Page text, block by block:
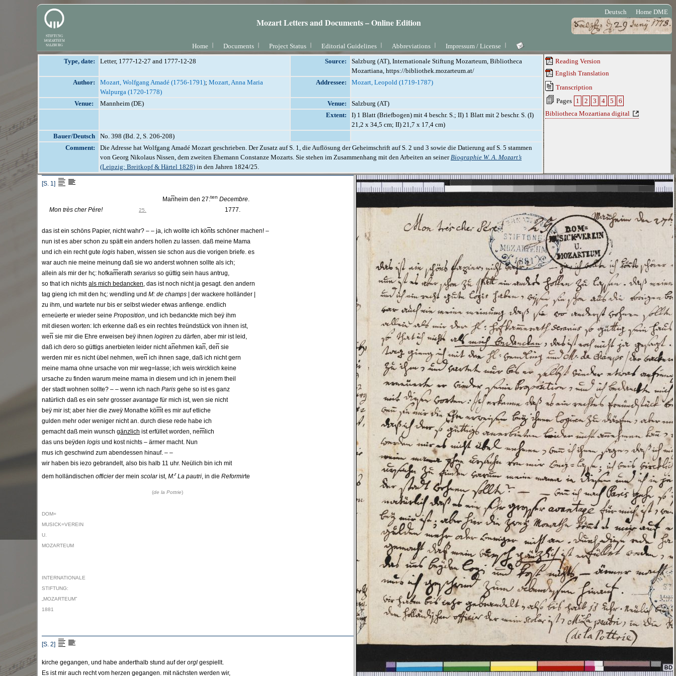
Deutsch Home DME
Mozart Letters and Documents – Online Edition
Home Documents Project Status Editorial Guidelines Abbreviations Impressum / License
Type, date: Letter, 1777-12-27 and 1777-12-28 Source:
Salzburg (AT), Internationale Stiftung Mozarteum, Bibliotheca
Mozartiana, https://bibliothek.mozarteum.at/
Author:
Mozart, Wolfgang Amadé (1756-1791); Mozart, Anna Maria
Walpurga (1720-1778)
Addressee: Mozart, Leopold (1719-1787)
Venue: Mannheim (DE) Venue:
Salzburg (AT)
Extent:
I) 1 Blatt (Briefbogen) mit 4 beschr. S.; II) 1 Blatt mit 2 beschr. S. (I)
21,2 x 34,5 cm; II) 21,7 x 17,4 cm)
Bauer/Deutsch
No. 398 (Bd. 2, S. 206-208)
Comment:
Die Adresse hat Wolfgang Amadé Mozart geschrieben. Der Zusatz auf S. 1, die Auflösung der Geheimschrift auf S. 2 und 3 sowie die Datierung auf S. 5 stammen
von Georg Nikolaus Nissen, dem zweiten Ehemann Constanze Mozarts. Sie stehen im Zusammenhang mit den Arbeiten an seinerBiographie W. A. Mozart’s
(Leipzig: Breitkopf & Härtel 1828) in den Jahren 1824/25.
Reading Version
English Translation
Transcription
Pages 1 2 3 4 5
6
Bibliotheca Mozartiana digital